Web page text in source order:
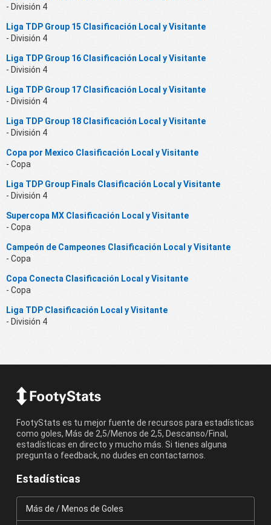
- División 4
Liga TDP Group 15 Clasificación Local y Visitante
- División 4
Liga TDP Group 16 Clasificación Local y Visitante
- División 4
Liga TDP Group 17 Clasificación Local y Visitante
- División 4
Liga TDP Group 18 Clasificación Local y Visitante
- División 4
Copa por Mexico Clasificación Local y Visitante
- Copa
Liga TDP Group Finals Clasificación Local y Visitante
- División 4
Supercopa MX Clasificación Local y Visitante
- Copa
Campeón de Campeones Clasificación Local y Visitante
- Copa
Copa Conecta Clasificación Local y Visitante
- Copa
Liga TDP Clasificación Local y Visitante
- División 4
FootyStats es tu mejor fuente de recursos para estadísticas
como goles, Más de 2,5/Menos de 2,5, Descanso/Final,
estadísticas en directo y mucho más. Si tienes alguna
pregunta o feedback, no dudes en contactarnos.
Estadísticas
Más de / Menos de Goles